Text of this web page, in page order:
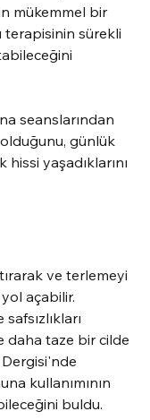
mükemmel bir
terapisinin sürekli
seanslarından
günlük
yaşadıklarını
ve terlemeyi
açabilir.
daha taze bir cilde
kullanımının
buldu.